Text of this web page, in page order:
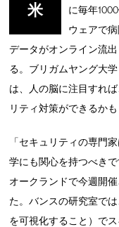
米
に毎年
ウェアで
データがオンライン流
る。ブリガムヤング大
は、人の脳に注目すれ
リティ対策ができるか
「セキュリティの専門
学にも関心を持つべき
オークランドで今週開
た。バンスの研究室で
を可視化すること）で